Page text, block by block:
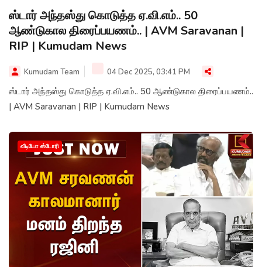
ஸ்டார் அந்தஸ்து கொடுத்த ஏ.வி.எம்.. 50
ஆண்டுகால திரைப்பயணம்.. | AVM Saravanan |
RIP | Kumudam News
Kumudam Team 04 Dec 2025, 03:41 PM
ஸ்டார் அந்தஸ்து கொடுத்த ஏ.வி.எம்.. 50 ஆண்டுகால திரைப்பயணம்..
| AVM Saravanan | RIP | Kumudam News
வீடியோ ஸ்டோரி